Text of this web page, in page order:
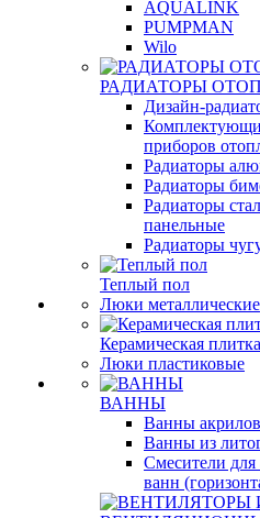
AQUALINK
PUMPMAN
Wilo
РАДИАТОРЫ
Дизайн-
приборов
Радиаторы
Радиаторы
Радиаторы
панельные
Радиаторы
Теплый пол
Люки металлические
Керамическая плитка
Люки пластиковые
ВАННЫ
Ванны
Ванны из
Смесители
ванн